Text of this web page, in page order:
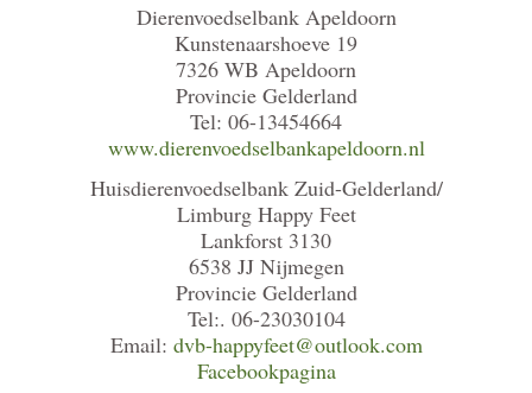
Dierenvoedselbank Apeldoorn
Kunstenaarshoeve 19
7326 WB Apeldoorn
Provincie Gelderland
Tel: 06-13454664
www.dierenvoedselbankapeldoorn.nl
Huisdierenvoedselbank Zuid-Gelderland/
Limburg Happy Feet
Lankforst 3130
6538 JJ Nijmegen
Provincie Gelderland
Tel:. 06-23030104
Email: dvb-happyfeet@outlook.com
Facebookpagina